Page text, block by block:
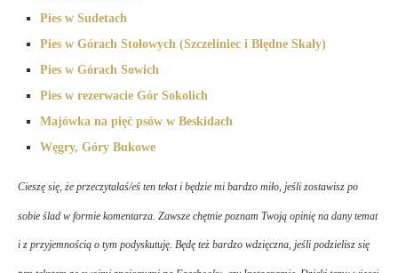
Pies w Sudetach
Pies w Górach Stołowych (Szczeliniec i Błędne Skały)
Pies w Górach Sowich
Pies w rezerwacie Gór Sokolich
Majówka na pięć psów w Beskidach
Węgry, Góry Bukowe
Cieszę się, że przeczytałaś/eś ten tekst i będzie mi bardzo miło, jeśli zostawisz po
sobie ślad w formie komentarza. Zawsze chętnie poznam Twoją opinię na dany temat
i z przyjemnością o tym podyskutuję. Będę też bardzo wdzięczna, jeśli podzielisz się